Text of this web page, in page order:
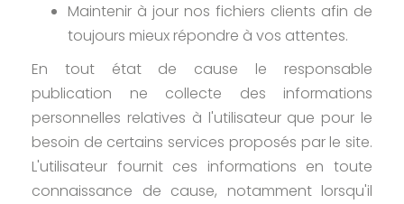
Maintenir à jour nos fichiers clients afin de
toujours mieux répondre à vos attentes.
En tout état de cause le responsable
publication ne collecte des informations
personnelles relatives à l'utilisateur que pour le
besoin de certains services proposés par le site.
L'utilisateur fournit ces informations en toute
connaissance de cause, notamment lorsqu'il